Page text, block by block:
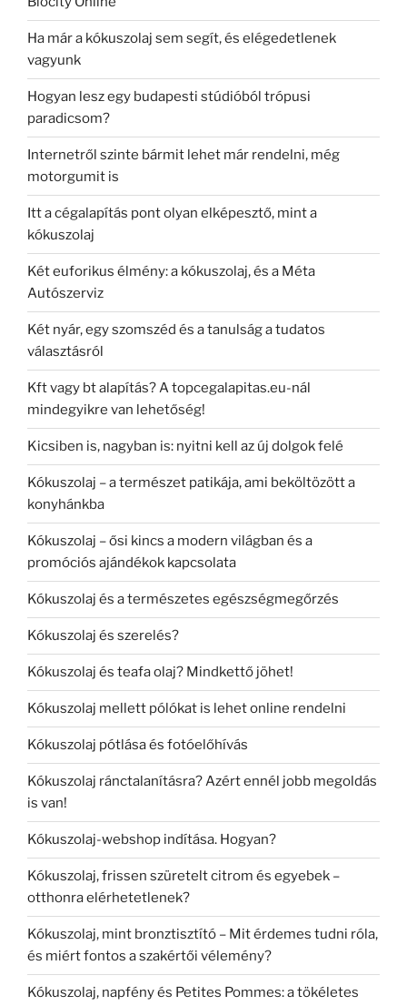
Ha már a kókuszolaj sem segít, és elégedetlenek
vagyunk
Hogyan lesz egy budapesti stúdióból trópusi
paradicsom?
Internetről szinte bármit lehet már rendelni, még
motorgumit is
Itt a cégalapítás pont olyan elképesztő, mint a
kókuszolaj
Két euforikus élmény: a kókuszolaj, és a Méta
Autószerviz
Két nyár, egy szomszéd és a tanulság a tudatos
választásról
Kft vagy bt alapítás? A topcegalapitas.eu-nál
mindegyikre van lehetőség!
Kicsiben is, nagyban is: nyitni kell az új dolgok felé
Kókuszolaj – a természet patikája, ami beköltözött a
konyhánkba
Kókuszolaj – ősi kincs a modern világban és a
promóciós ajándékok kapcsolata
Kókuszolaj és a természetes egészségmegőrzés
Kókuszolaj és szerelés?
Kókuszolaj és teafa olaj? Mindkettő jöhet!
Kókuszolaj mellett pólókat is lehet online rendelni
Kókuszolaj pótlása és fotóelőhívás
Kókuszolaj ránctalanításra? Azért ennél jobb megoldás
is van!
Kókuszolaj-webshop indítása. Hogyan?
Kókuszolaj, frissen szüretelt citrom és egyebek –
otthonra elérhetetlenek?
Kókuszolaj, mint bronztisztító – Mit érdemes tudni róla,
és miért fontos a szakértői vélemény?
Kókuszolaj, napfény és Petites Pommes: a tökéletes